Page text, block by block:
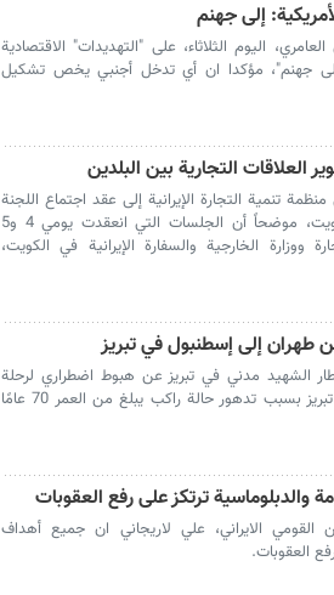
إلى جهنم
اليوم الثلاثاء، على "التهديدات" الاقتصادية
"إلى جهنم"، مؤكدا ان أي تدخل أجنبي يخص تشكيل
العلاقات التجارية بين البلدين
تنمية التجارة الإيرانية إلى عقد اجتماع اللجنة
المشتركة التجارية بين إيران والكويت، موضحاً أن الجلسات التي انعقدت يومي 4 و5
ووزارة الخارجية والسفارة الإيرانية في الكويت،
طهران إلى إسطنبول في تبريز
الشهيد مدني في تبريز عن هبوط اضطراري لرحلة
جوية من طهران إلى إسطنبول في تبريز بسبب تدهور حالة راكب يبلغ من العمر 70 عامًا
والدبلوماسية ترتکز على رفع العقوبات
الايراني، علي لاريجاني ان جميع أهداف
العقوبات.